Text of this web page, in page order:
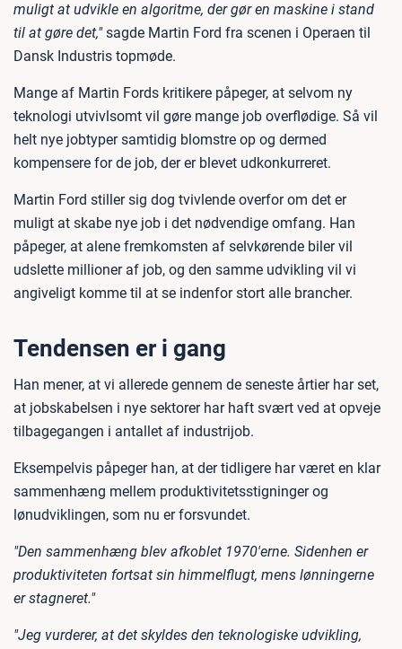
muligt at udvikle en algoritme, der gør en maskine i stand
til at gøre det,"sagde Martin Ford fra scenen i Operaen til
Dansk Industris topmøde.
Mange af Martin Fords kritikere påpeger, at selvom ny
teknologi utvivlsomt vil gøre mange job overflødige. Så vil
helt nye jobtyper samtidig blomstre op og dermed
kompensere for de job, der er blevet udkonkurreret.
Martin Ford stiller sig dog tvivlende overfor om det er
muligt at skabe nye job i det nødvendige omfang. Han
påpeger, at alene fremkomsten af selvkørende biler vil
udslette millioner af job, og den samme udvikling vil vi
angiveligt komme til at se indenfor stort alle brancher.
Tendensen er i gang
Han mener, at vi allerede gennem de seneste årtier har set,
at jobskabelsen i nye sektorer har haft svært ved at opveje
tilbagegangen i antallet af industrijob.
Eksempelvis påpeger han, at der tidligere har været en klar
sammenhæng mellem produktivitetsstigninger og
lønudviklingen, som nu er forsvundet.
"Den sammenhæng blev afkoblet 1970'erne. Sidenhen er
produktiviteten fortsat sin himmelflugt, mens lønningerne
er stagneret."
"Jeg vurderer, at det skyldes den teknologiske udvikling,